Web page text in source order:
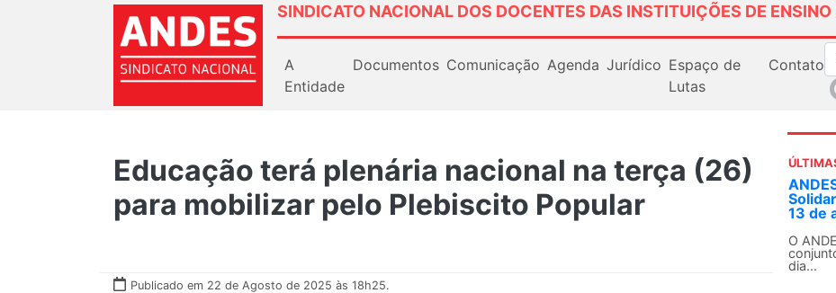
SINDICATO NACIONAL DOS DOCENTES DAS INSTITUIÇÕES DE ENSINO
A
Entidade
Documentos Comunicação Agenda Jurídico Espaço de
Lutas
Contato
Educação terá plenária nacional na terça (26)
para mobilizar pelo Plebiscito Popular
Publicado em 22 de Agosto de 2025 às 18h25.
ANDES-SN convoca docentes para Dia de
Solidariedade Internacionalista com Cuba
13 de agosto
O ANDES-SN conclama suas seções sindicais e
conjunto da categoria docente a construírem, no